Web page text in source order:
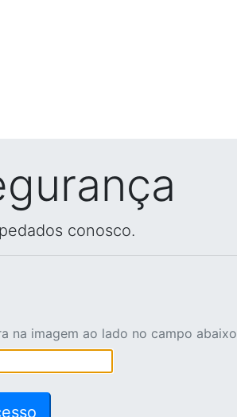
conosco.
na imagem ao lado no campo abaixo